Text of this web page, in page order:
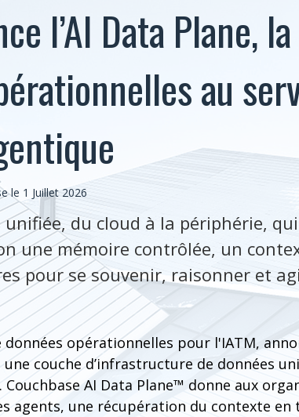
l’AI Data Plane,
au
le 1 Juillet 2026
unifiée, du cloud à la périphérie,
une mémoire contrôlée, un
pour se souvenir, raisonner et
opérationnelles pour l'IATM,
une couche d’infrastructure de données
Couchbase AI Data Plane™ donne aux
agents, une récupération du contexte en